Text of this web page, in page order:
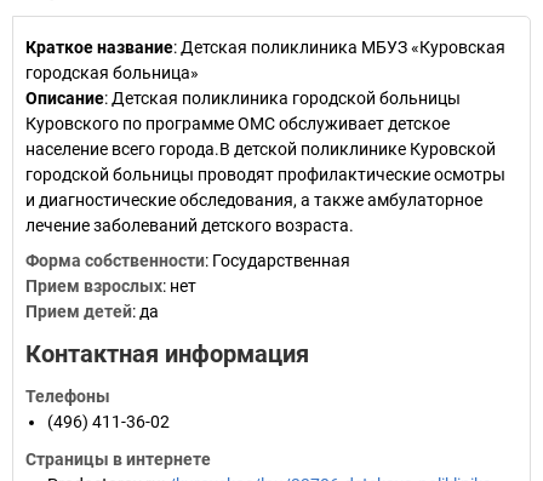
Краткое название: Детская поликлиника МБУЗ «Куровская
городская больница»
Описание: Детская поликлиника городской больницы
Куровского по программе ОМС обслуживает детское
население всего города.В детской поликлинике Куровской
городской больницы проводят профилактические осмотры
и диагностические обследования, а также амбулаторное
лечение заболеваний детского возраста.
Форма собственности: Государственная
Прием взрослых: нет
Прием детей: да
Контактная информация
Телефоны
(496) 411-36-02
Страницы в интернете